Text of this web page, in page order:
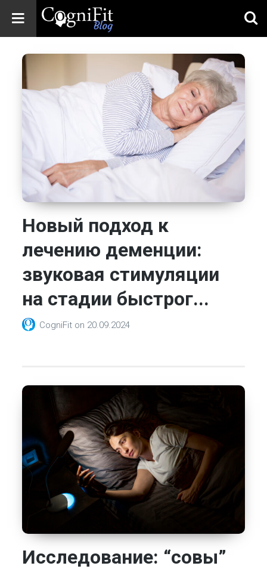
Health
News
Brain Training,
Mental Health, and
Новый подход к
лечению деменции:
звуковая стимуляции
на стадии быстрог...
CogniFit on 20.09.2024
Исследование: “совы”